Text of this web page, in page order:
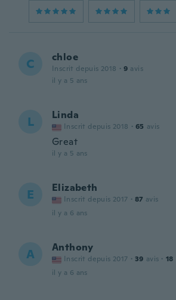
C chloe
Inscrit depuis 2018 · 9 avis
il y a 5 ans
L Linda
Inscrit depuis 2018 · 65 avis
Great
il y a 5 ans
E Elizabeth
Inscrit depuis 2017 · 87 avis
il y a 6 ans
A Anthony
Inscrit depuis 2017 · 39 avis · 18
il y a 6 ans